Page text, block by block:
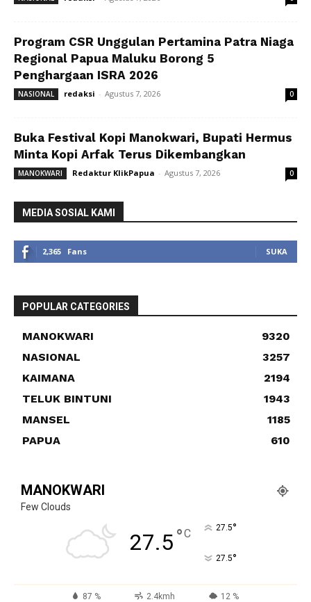
Program CSR Unggulan Pertamina Patra Niaga
Regional Papua Maluku Borong 5
Penghargaan ISRA 2026
NASIONAL redaksi - Agustus 7, 2026 0
Buka Festival Kopi Manokwari, Bupati Hermus
Minta Kopi Arfak Terus Dikembangkan
MANOKWARI Redaktur KlikPapua - Agustus 7, 2026 0
MEDIA SOSIAL KAMI
2,365 Fans SUKA
POPULAR CATEGORIES
MANOKWARI
9320
NASIONAL
3257
KAIMANA
2194
TELUK BINTUNI
1943
MANSEL
1185
PAPUA
610
MANOKWARI
Few Clouds
27.5°C 27.5°
27.5°
87 % 2.4kmh 12 %